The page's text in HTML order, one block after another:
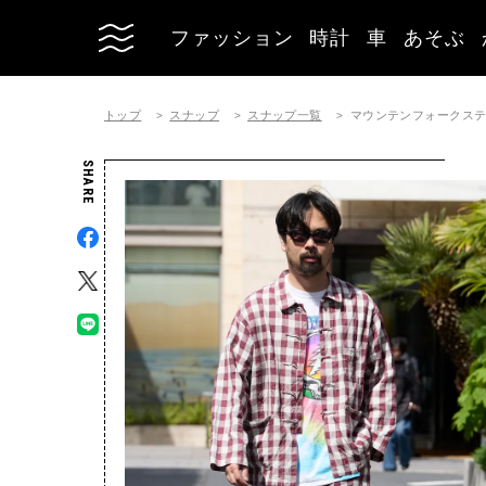
ファッション 時計 車 あそぶ
トップ スナップ スナップ一覧 マウンテンフォークス
SHARE